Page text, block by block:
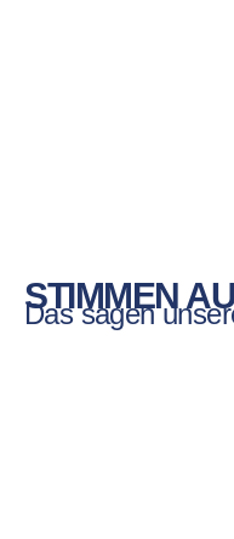
STIMMEN
Das sagen